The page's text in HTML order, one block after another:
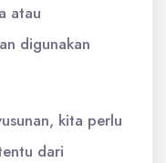
atau
digunakan
kita perlu
dari